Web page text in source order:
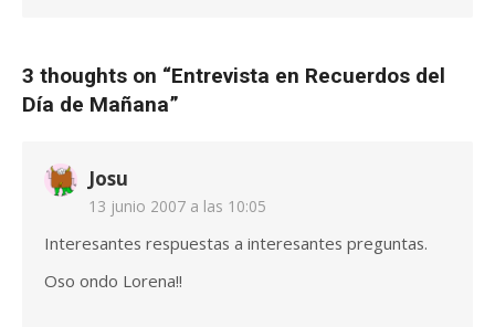
3 thoughts on “Entrevista en Recuerdos del
Día de Mañana”
Josu
13 junio 2007 a las 10:05
Interesantes respuestas a interesantes preguntas.
Oso ondo Lorena!!